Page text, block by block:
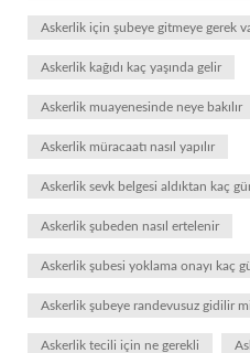
Askerlik için şubeye gitmeye gerek
Askerlik kağıdı kaç yaşında gelir
Askerlik muayenesinde neye bakılır
Askerlik müracaatı nasıl yapılır
Askerlik sevk belgesi aldıktan kaç
Askerlik şubeden nasıl ertelenir
Askerlik şubesi yoklama onayı kaç
Askerlik şubeye randevusuz gidilir mi
Askerlik tecili için ne gerekli